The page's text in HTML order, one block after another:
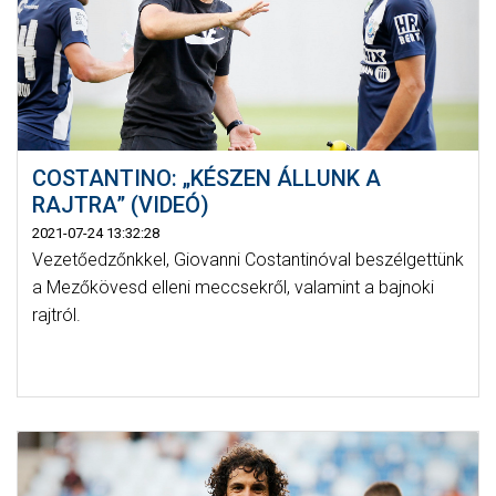
COSTANTINO: „KÉSZEN ÁLLUNK A
RAJTRA” (VIDEÓ)
2021-07-24 13:32:28
Vezetőedzőnkkel, Giovanni Costantinóval beszélgettünk
a Mezőkövesd elleni meccsekről, valamint a bajnoki
rajtról.